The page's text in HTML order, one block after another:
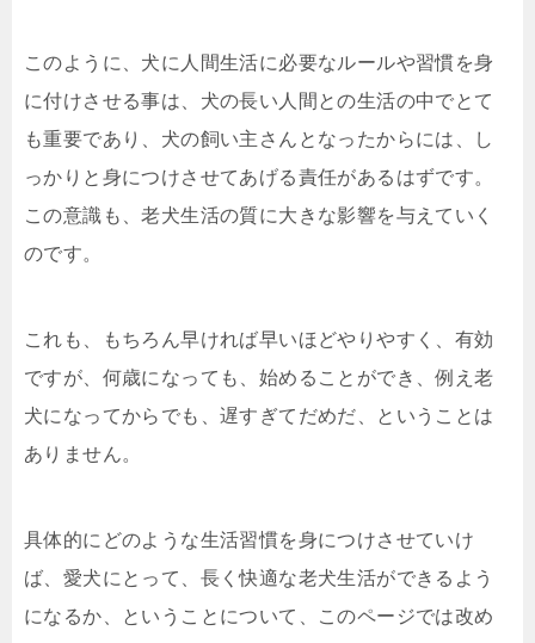
このように、犬に人間生活に必要なルールや習慣を身
に付けさせる事は、犬の長い人間との生活の中でとて
も重要であり、犬の飼い主さんとなったからには、し
っかりと身につけさせてあげる責任があるはずです。
この意識も、老犬生活の質に大きな影響を与えていく
のです。
これも、もちろん早ければ早いほどやりやすく、有効
ですが、何歳になっても、始めることができ、例え老
犬になってからでも、遅すぎてだめだ、ということは
ありません。
具体的にどのような生活習慣を身につけさせていけ
ば、愛犬にとって、長く快適な老犬生活ができるよう
になるか、ということについて、このページでは改め